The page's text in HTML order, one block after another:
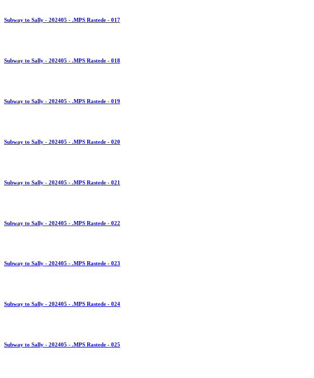
Subway to Sally - 202405 - .MPS Rastede - 017
Subway to Sally - 202405 - .MPS Rastede - 018
Subway to Sally - 202405 - .MPS Rastede - 019
Subway to Sally - 202405 - .MPS Rastede - 020
Subway to Sally - 202405 - .MPS Rastede - 021
Subway to Sally - 202405 - .MPS Rastede - 022
Subway to Sally - 202405 - .MPS Rastede - 023
Subway to Sally - 202405 - .MPS Rastede - 024
Subway to Sally - 202405 - .MPS Rastede - 025